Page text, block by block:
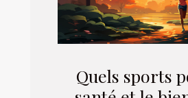
Quels sports